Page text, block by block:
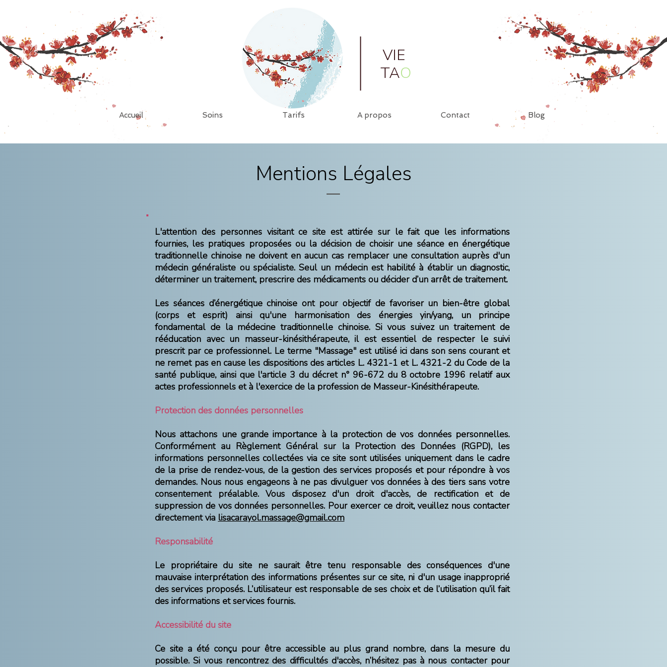
VIE
TAO
Accueil Soins Tarifs A propos Contact Blog
Mentions Légales
L'attention des personnes visitant ce site est attirée sur le fait que les informations
fournies, les pratiques proposées ou la décision de choisir une séance en énergétique
traditionnelle chinoise ne doivent en aucun cas remplacer une consultation auprès d'un
médecin généraliste ou spécialiste. Seul un médecin est habilité à établir un diagnostic,
déterminer un traitement, prescrire des médicaments ou décider d’un arrêt de traitement.
Les séances d’énergétique chinoise ont pour objectif de favoriser un bien-être global
(corps et esprit) ainsi qu'une harmonisation des énergies yin/yang, un principe
fondamental de la médecine traditionnelle chinoise. Si vous suivez un traitement de
rééducation avec un masseur-kinésithérapeute, il est essentiel de respecter le suivi
prescrit par ce professionnel. Le terme "Massage" est utilisé ici dans son sens courant et
ne remet pas en cause les dispositions des articles L. 4321-1 et L. 4321-2 du Code de la
santé publique, ainsi que l'article 3 du décret n° 96-672 du 8 octobre 1996 relatif aux
actes professionnels et à l'exercice de la profession de Masseur-Kinésithérapeute.
Protection des données personnelles
Nous attachons une grande importance à la protection de vos données personnelles.
Conformément au Règlement Général sur la Protection des Données (RGPD), les
informations personnelles collectées via ce site sont utilisées uniquement dans le cadre
de la prise de rendez-vous, de la gestion des services proposés et pour répondre à vos
demandes. Nous nous engageons à ne pas divulguer vos données à des tiers sans votre
consentement préalable. Vous disposez d'un droit d'accès, de rectification et de
suppression de vos données personnelles. Pour exercer ce droit, veuillez nous contacter
directement via lisacarayol.massage@gmail.com
Responsabilité
Le propriétaire du site ne saurait être tenu responsable des conséquences d'une
mauvaise interprétation des informations présentes sur ce site, ni d'un usage inapproprié
des services proposés. L’utilisateur est responsable de ses choix et de l’utilisation qu’il fait
des informations et services fournis.
Accessibilité du site
Ce site a été conçu pour être accessible au plus grand nombre, dans la mesure du
possible. Si vous rencontrez des difficultés d'accès, n’hésitez pas à nous contacter pour